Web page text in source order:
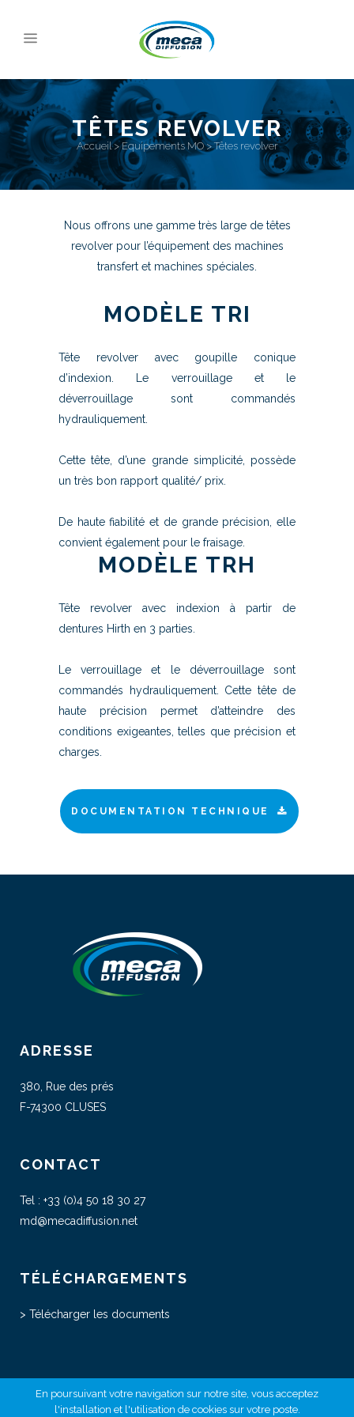
TÊTES REVOLVER
Accueil>Equipements MO>Têtes revolver
Nous offrons une gamme très large de têtes
revolver pour l’équipement des machines
transfert et machines spéciales.
MODÈLE TRI
Tête revolver avec goupille conique
d’indexion. Le verrouillage et le
déverrouillage sont commandés
hydrauliquement.
Cette tête, d’une grande simplicité, possède
un très bon rapport qualité/ prix.
De haute fiabilité et de grande précision, elle
convient également pour le fraisage.
MODÈLE TRH
Tête revolver avec indexion à partir de
dentures Hirth en 3 parties.
Le verrouillage et le déverrouillage sont
commandés hydrauliquement. Cette tête de
haute précision permet d’atteindre des
conditions exigeantes, telles que précision et
charges.
DOCUMENTATION TECHNIQUE
ADRESSE
380, Rue des prés
F-74300 CLUSES
CONTACT
Tel : +33 (0)4 50 18 30 27
md@mecadiffusion.net
TÉLÉCHARGEMENTS
> Télécharger les documents
©2021 Meca Diffusion –Politique de Protection des données
En poursuivant votre navigation sur notre site, vous acceptez
l'installation et l'utilisation de cookies sur votre poste.